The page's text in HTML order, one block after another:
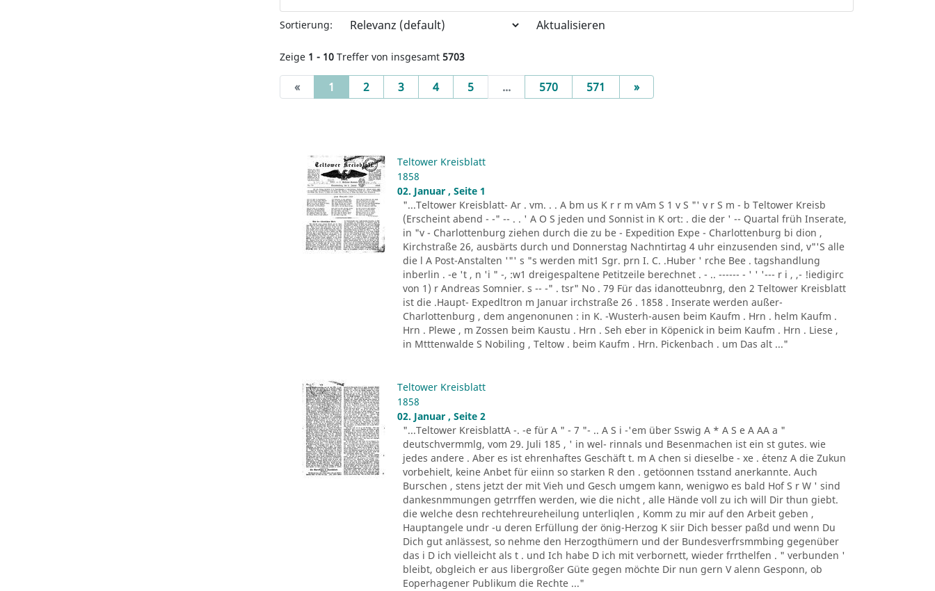
Sortierung: Aktualisieren
Zeige 1 - 10 Treffer von insgesamt 5703
« 1 (current)
2 3 4 5 ... 570 571 »Next
Teltower Kreisblatt
1858
02. Januar , Seite 1
"...Teltower Kreisblatt- Ar . vm. . . A bm us K r r m vAm S 1 v S "' v r S m - b Teltower Kreisb
(Erscheint abend - -" -- . . ' A O S jeden und Sonnist in K ort: . die der ' -- Quartal früh Inserate,
in "v - Charlottenburg ziehen durch die zu be - Expedition Expe - Charlottenburg bi dion ,
Kirchstraße 26, ausbärts durch und Donnerstag Nachntirtag 4 uhr einzusenden sind, v"'S alle
die l A Post-Anstalten '"' s "s werden mit1 Sgr. prn I. C. .Huber ' rche Bee . tagshandlung
inberlin . -e 't , n 'i " -, :w1 dreigespaltene Petitzeile berechnet . - .. ------ - ' ' '--- r i , ,- !iedigirc
von 1) r Andreas Somnier. s -- -" . tsr" No . 79 Für das idanotteubnrg, den 2 Teltower Kreisblatt
ist die .Haupt- Expedltron m Januar irchstraße 26 . 1858 . Inserate werden außer-
Charlottenburg , dem angenonunen : in K. -Wusterh-ausen beim Kaufm . Hrn . helm Kaufm .
Hrn . Plewe , m Zossen beim Kaustu . Hrn . Seh eber in Köpenick in beim Kaufm . Hrn . Liese ,
in Mtttenwalde S Nobiling , Teltow . beim Kaufm . Hrn. Pickenbach . um Das alt ..."
Teltower Kreisblatt
1858
02. Januar , Seite 2
"...Teltower KreisblattA -. -e für A " - 7 "- .. A S i -'em über Sswig A * A S e A AA a "
deutschvermmlg, vom 29. Juli 185 , ' in wel- rinnals und Besenmachen ist ein st gutes. wie
jedes andere . Aber es ist ehrenhaftes Geschäft t. m A chen si dieselbe - xe . ´etenz A die Zukun
vorbehielt, keine Anbet für eiinn so starken R den . getöonnen tsstand anerkannte. Auch
Burschen , stens jetzt der mit Vieh und Gesch umgem kann, wenigwo es bald Hof S r W ' sind
dankesnmmungen getrrffen werden, wie die nicht , alle Hände voll zu ich will Dir thun giebt.
die welche desn rechtehreureheilung unterliqlen , Komm zu mir auf den Arbeit geben ,
Hauptangele undr -u deren Erfüllung der önig-Herzog K siir Dich besser paßd und wenn Du
Dich gut anlässest, so nehme den Herzogthümern und der Bundesverfrsmmbing gegenüber
das i D ich vielleicht als t . und Ich habe D ich mit verbornett, wieder frrthelfen . " verbunden '
bleibt, obgleich er aus libergroßer Güte gegen möchte Dir nun gern V alenn Gesponn, ob
Eoperhagener Publikum die Rechte ..."